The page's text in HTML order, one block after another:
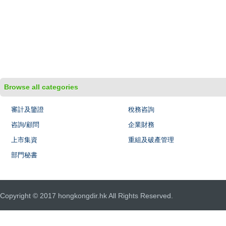
Browse all categories
審計及鑒證
稅務咨詢
咨詢/顧問
企業財務
上市集資
重組及破產管理
部門秘書
Copyright © 2017 hongkongdir.hk All Rights Reserved.